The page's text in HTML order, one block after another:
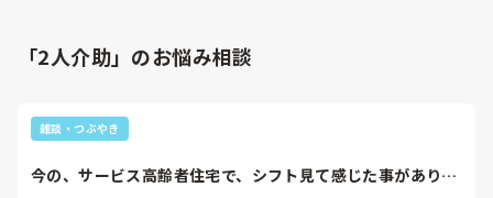
「2人介助」のお悩み相談
雑談・つぶやき
今の、サービス高齢者住宅で、シフト見て感じた事がありま